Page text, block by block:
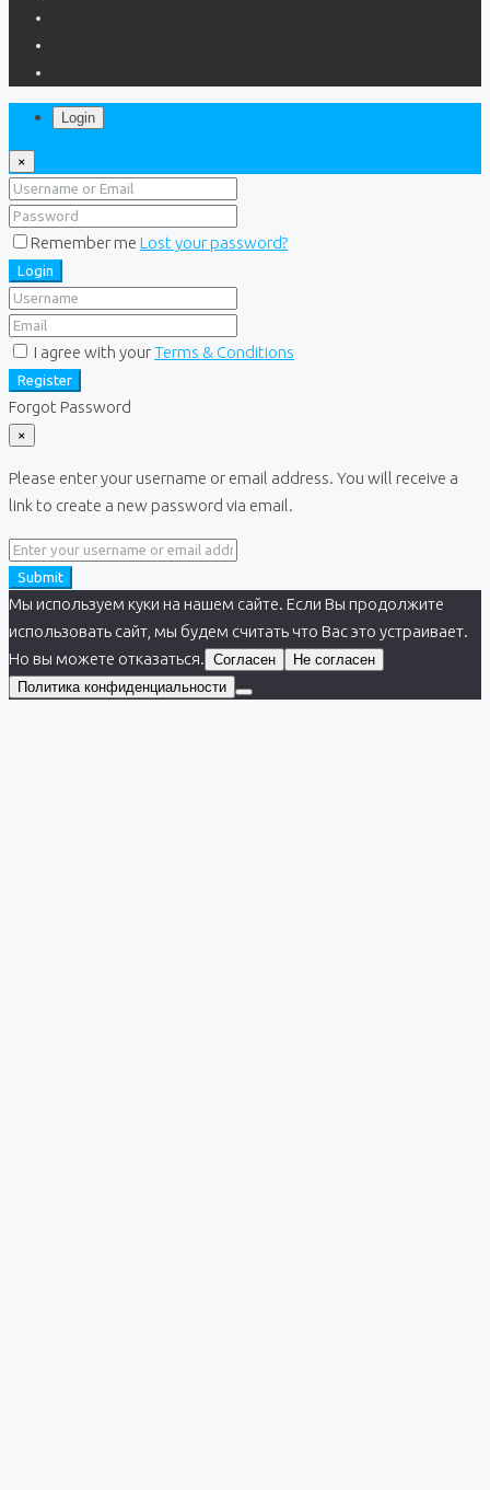
Login
×
Remember me Lost your password?
Login
I agree with yourTerms & Conditions
Register
Forgot Password
×
Please enter your username or email address. You will receive a
link to create a new password via email.
Submit
Мы используем куки на нашем сайте. Если Вы продолжите
использовать сайт, мы будем считать что Вас это устраивает.
Но вы можете отказаться. Согласен
Не согласен
Политика конфиденциальности